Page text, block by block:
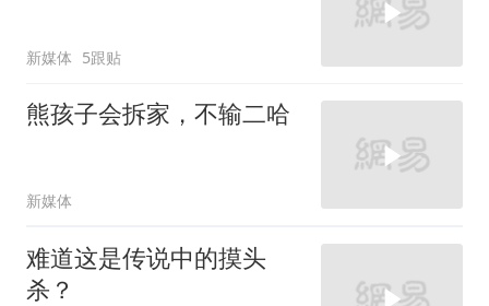
新媒体 5跟贴
熊孩子会拆家，不输二哈
新媒体
难道这是传说中的摸头
杀？